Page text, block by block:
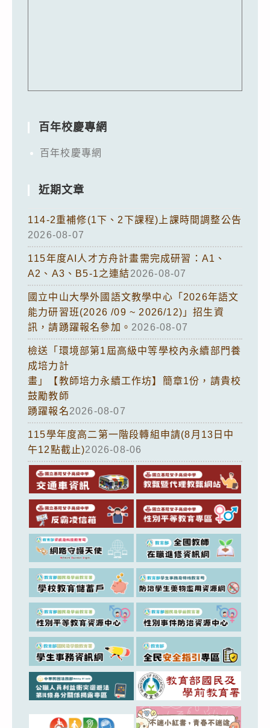
百年校慶專網
百年校慶專網
近期文章
114-2重補修(1下、2下課程)上課時間調整公告
2026-08-07
115年度AI人才方舟計畫需完成研習：A1、
A2、A3、B5-1之連結2026-08-07
國立中山大學外國語文教學中心「2026年語文
能力研習班(2026 /09 ~ 2026/12)」招生資
訊，請踴躍報名參加。 2026-08-07
檢送「環境部第1屆高級中等學校內永續部門養
成培力計
畫」【教師培力永續工作坊】簡章1份，請貴校
鼓勵教師
踴躍報名2026-08-07
115學年度高二第一階段轉組申請(8月13日中
午12點截止)2026-08-06